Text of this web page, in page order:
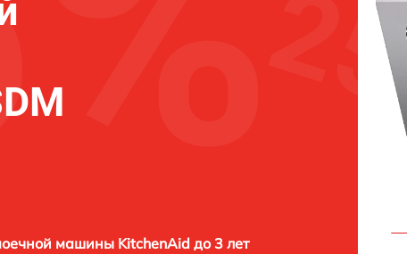
машины KitchenAid до 3 лет